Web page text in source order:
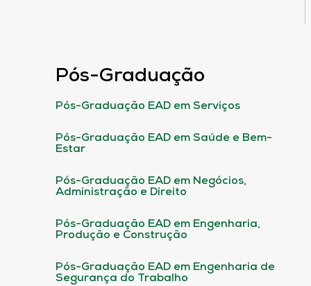
Pós-Graduação
Pós-Graduação EAD em Serviços
Pós-Graduação EAD em Saúde e Bem-
Estar
Pós-Graduação EAD em Negócios,
Administração e Direito
Pós-Graduação EAD em Engenharia,
Produção e Construção
Pós-Graduação EAD em Engenharia de
Segurança do Trabalho